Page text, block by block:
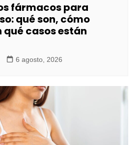
fármacos para
qué son, cómo
qué casos están
6 agosto, 2026